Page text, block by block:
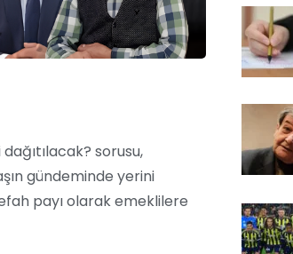
sorusu,
gündeminde yerini
payı olarak emeklilere